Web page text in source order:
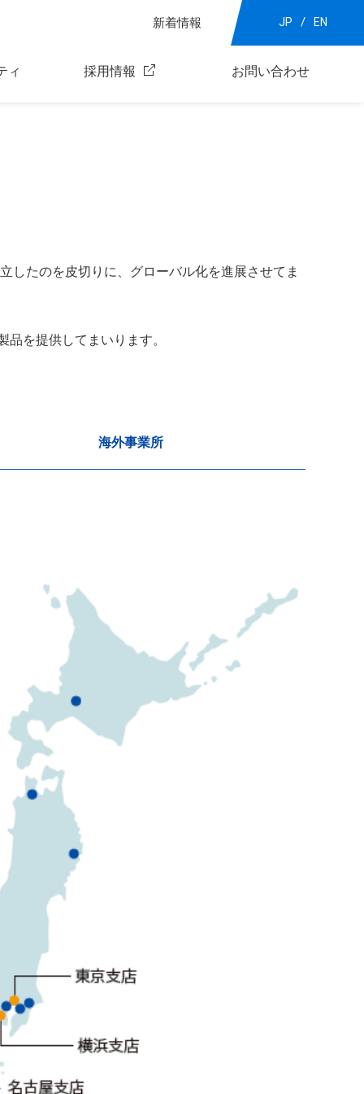
新着情報 JP EN
ィ 採用情報 お問い合わせ
したのを皮切りに、グローバル化を進展させてま
を提供してまいります。
海外事業所